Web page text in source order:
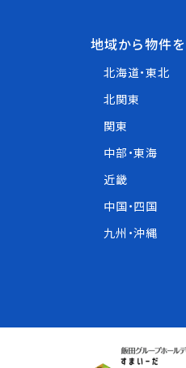
地域から物件
北海道・東北
北関東
関東
中部・東海
近畿
中国・四国
九州・沖縄